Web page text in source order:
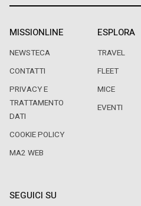
MISSIONLINE
NEWSTECA
CONTATTI
PRIVACY E
TRATTAMENTO
DATI
COOKIE POLICY
MA2 WEB
ESPLORA
TRAVEL
FLEET
MICE
EVENTI
SEGUICI SU